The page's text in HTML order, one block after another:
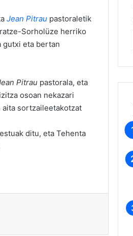
Jean Pitrau pastoraletik
Sorholüze herriko
gutxi eta bertan
Pitrau pastorala, eta
osoan nekazari
aita sortzaileetakotzat
ditu, eta Tehenta